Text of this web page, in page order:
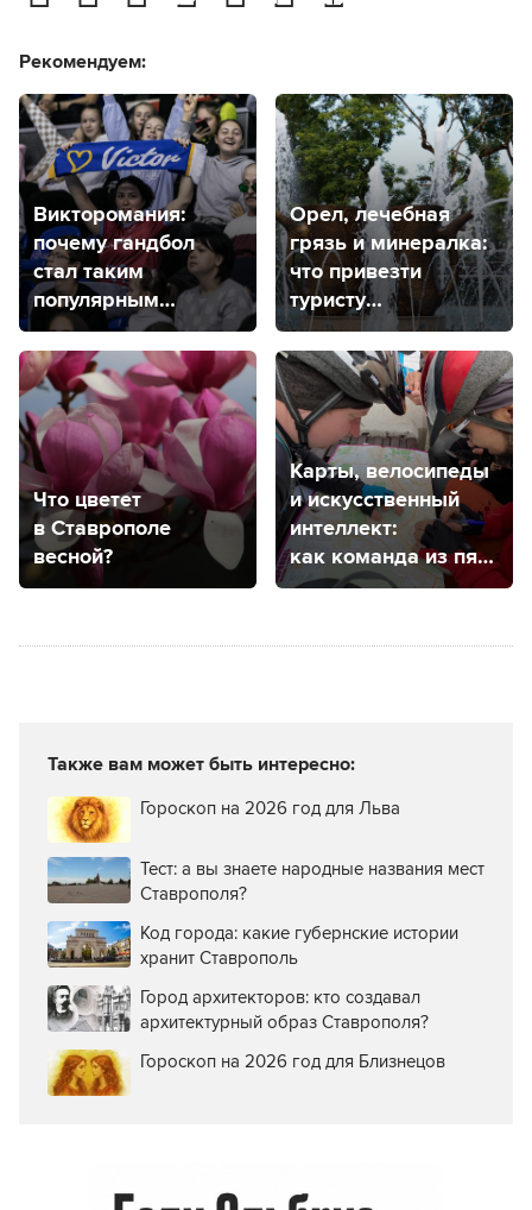
Рекомендуем:
Викторомания:
почему гандбол
стал таким
популярным
в Ставрополе?
Орел, лечебная
грязь и минералка:
что привезти
туристу
из Кавказских
Минеральных Вод
Что цветет
в Ставрополе
весной?
Карты, велосипеды
и искусственный
интеллект:
как команда из пяти
ставропольцев
городские квесты?
Также вам может быть интересно:
Гороскоп на 2026 год для Льва
Тест: а вы знаете народные названия мест
Ставрополя?
Код города: какие губернские истории
хранит Ставрополь
Город архитекторов: кто создавал
архитектурный образ Ставрополя?
Гороскоп на 2026 год для Близнецов